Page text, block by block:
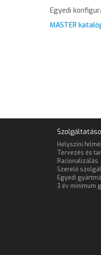
Egyedi
MASTER
Helyszíni
Tervezés és
Racionalizálás
Szerelő
Egyedi
3 év minimum